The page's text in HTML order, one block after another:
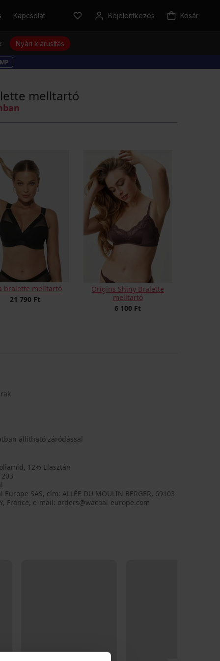
Kapcsolat Bejelentkezés Kosár
Nyári kiárusítás
MP
melltartó
bralette melltartó
21 790 Ft
Origins Shiny Bralette
melltartó
6 100 Ft
állítható záródással
12% Elasztán
Europe SAS, cím: ALLÉE DU MOULIN BERGER, 69103
France, e-mail: orders@wacoal-europe.com